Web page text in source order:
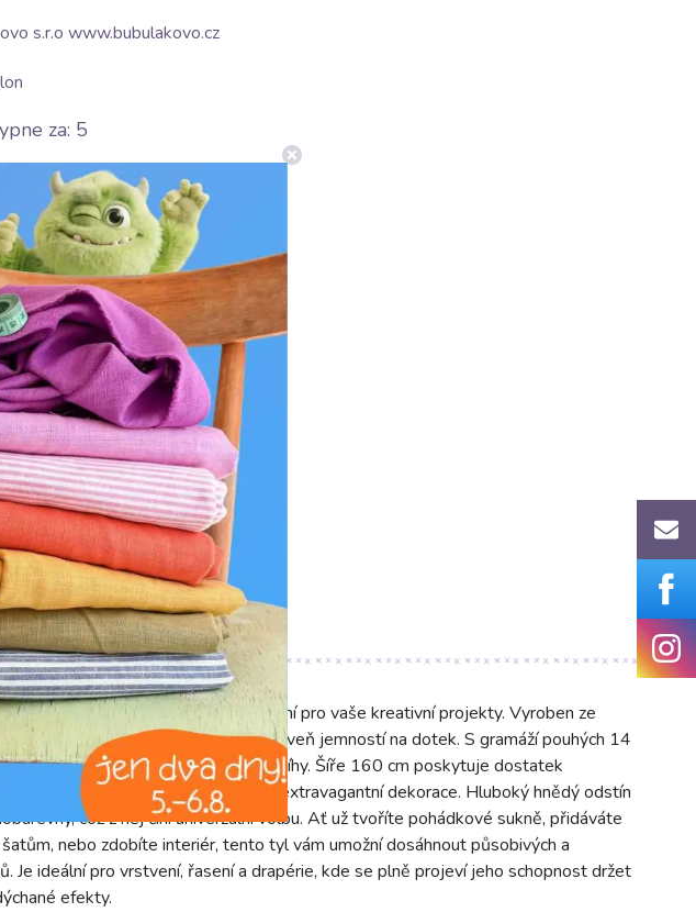
s.r.o www.bubulakovo.cz
stupni (110°C)
chemické čištění
je lehký a vzdušný materiál, ideální pro vaše kreativní projekty. Vyroben ze
tyl vyniká odolností, pevností a zároveň jemností na dotek. S gramáží pouhých 14
lehký a dodá objem bez zbytečné tíhy. Šíře 160 cm poskytuje dostatek
tutu sukně, divadelní kostýmy či extravagantní dekorace. Hluboký hnědý odstín
což z něj činí univerzální volbu. Ať už tvoříte pohádkové sukně, přidáváte
nebo zdobíte interiér, tento tyl vám umožní dosáhnout působivých a
Je ideální pro vrstvení, řasení a drapérie, kde se plně projeví jeho schopnost držet
efekty.
za: 4